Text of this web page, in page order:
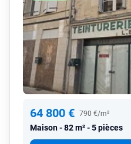
64 800 € 790 €/m²
Maison 82 m² - 5 pièces